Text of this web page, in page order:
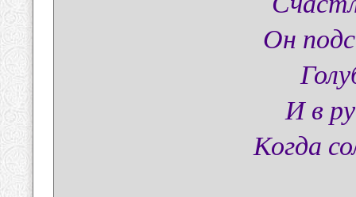
Он
И в
Когда